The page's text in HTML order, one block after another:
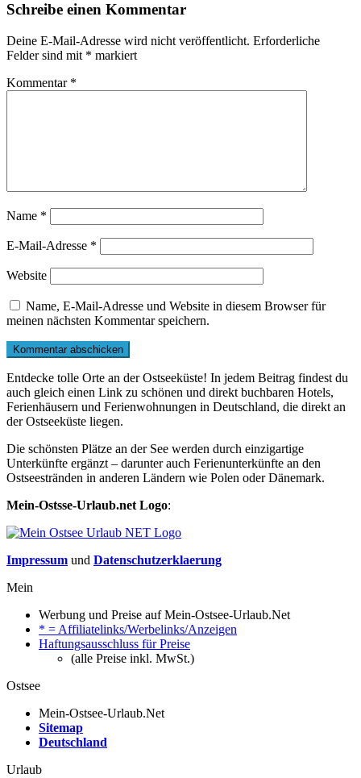
Schreibe einen Kommentar
Deine E-Mail-Adresse wird nicht veröffentlicht. Erforderliche
Felder sind mit * markiert
Kommentar *
Name *
E-Mail-Adresse *
Website
Name, E-Mail-Adresse und Website in diesem Browser für
meinen nächsten Kommentar speichern.
Entdecke tolle Orte an der Ostseeküste! In jedem Beitrag findest du
auch gleich einen Link zu schönen und direkt buchbaren Hotels,
Ferienhäusern und Ferienwohnungen in Deutschland, die direkt an
der Ostseeküste liegen.
Die schönsten Plätze an der See werden durch einzigartige
Unterkünfte ergänzt – darunter auch Ferienunterkünfte an den
Ostseestränden in anderen Ländern wie Polen oder Dänemark.
Mein-Ostsse-Urlaub.net Logo:
Impressum und Datenschutzerklaerung
Mein
Werbung und Preise auf Mein-Ostsee-Urlaub.Net
* = Affiliatelinks/Werbelinks/Anzeigen
Haftungsausschluss für Preise
(alle Preise inkl. MwSt.)
Ostsee
Mein-Ostsee-Urlaub.Net
Sitemap
Deutschland
Urlaub